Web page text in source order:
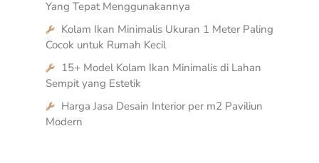
Yang Tepat Menggunakannya
Kolam Ikan Minimalis Ukuran 1 Meter Paling
Cocok untuk Rumah Kecil
15+ Model Kolam Ikan Minimalis di Lahan
Sempit yang Estetik
Harga Jasa Desain Interior per m2 Paviliun
Modern